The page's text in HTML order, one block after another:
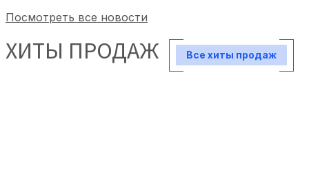
Посмотреть все новости
ХИТЫ ПРОДАЖ Все хиты продаж